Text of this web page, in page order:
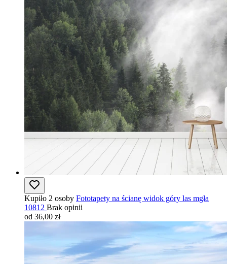
Kupiło 2 osoby Fototapety na ścianę widok góry las mgła
10812 Brak opinii
od 36,00 zł